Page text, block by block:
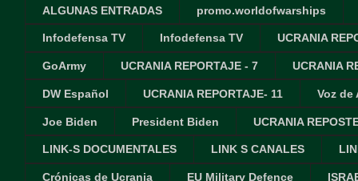
ALGUNAS ENTRADAS promo.worldofwarships
Infodefensa TV Infodefensa TV UCRANIA
GoArmy UCRANIA REPORTAJE - 7 UCRANIA
DW Español UCRANIA REPORTAJE- 11 Voz de
Joe Biden President Biden UCRANIA
LINK-S DOCUMENTALES LINK S CANALES
Crónicas de Ucrania EU Military Defence